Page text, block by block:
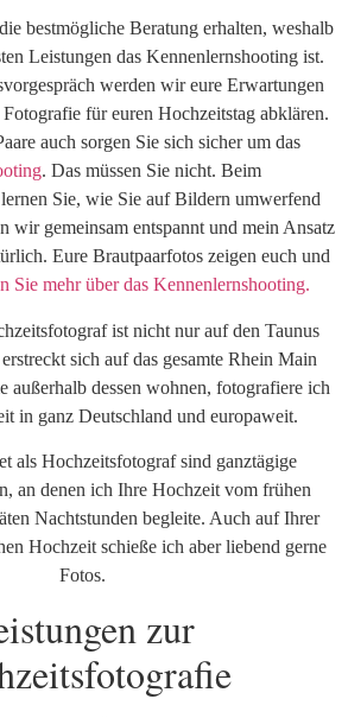
bestmögliche Beratung erhalten, weshalb
Leistungen das Kennenlernshooting ist.
werden wir eure Erwartungen
für euren Hochzeitstag abklären.
auch sorgen Sie sich sicher um das
. Das müssen Sie nicht. Beim
Sie, wie Sie auf Bildern umwerfend
wir gemeinsam entspannt und mein Ansatz
Eure Brautpaarfotos zeigen euch und
Sie mehr über das Kennenlernshooting.
ist nicht nur auf den Taunus
sich auf das gesamte Rhein Main
außerhalb dessen wohnen, fotografiere ich
in ganz Deutschland und europaweit.
als Hochzeitsfotograf sind ganztägige
an denen ich Ihre Hochzeit vom frühen
Nachtstunden begleite. Auch auf Ihrer
Hochzeit schieße ich aber liebend gerne
Fotos.
zur